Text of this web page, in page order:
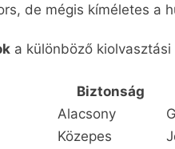
de mégis kíméletes a
a különböző kiolvasztási
Biztonság
Alacsony
Közepes